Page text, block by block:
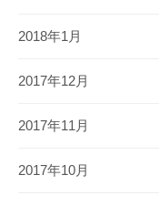
2018年1月
2017年12月
2017年11月
2017年10月